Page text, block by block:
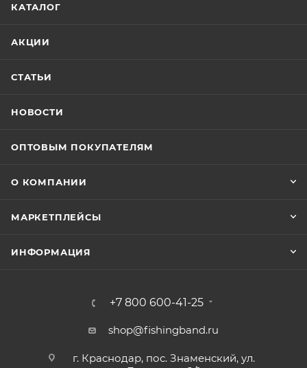
КАТАЛОГ
АКЦИИ
СТАТЬИ
НОВОСТИ
ОПТОВЫМ ПОКУПАТЕЛЯМ
О КОМПАНИИ
МАРКЕТПЛЕЙСЫ
ИНФОРМАЦИЯ
+7 800 600-41-25
shop@fishingband.ru
г. Краснодар, пос. Знаменский, ул.